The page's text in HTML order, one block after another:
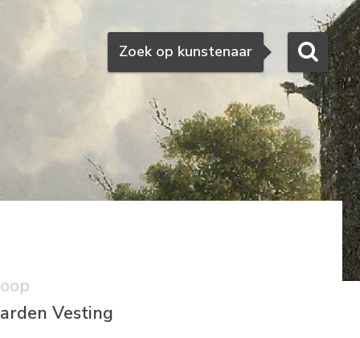
Zoeken
Zoek op kunstenaar
Vesting